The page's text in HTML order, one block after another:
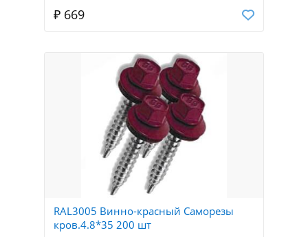
₽ 669
RAL3005 Винно-красный Саморезы
кров.4.8*35 200 шт